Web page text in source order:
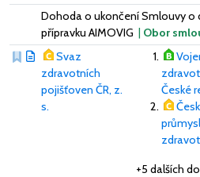
Dohoda o ukončení Smlouvy o
přípravku AIMOVIG | Obor
Svaz
zdravotních
pojišťoven ČR, z.
s.
České
+5 dalších